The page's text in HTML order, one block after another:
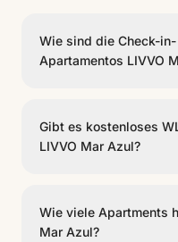
Wie sind die Check-
Apartamentos LIVVO
Gibt es kostenloses
LIVVO Mar Azul?
und Zimmern.
Wie viele Apartments
Mar Azul?